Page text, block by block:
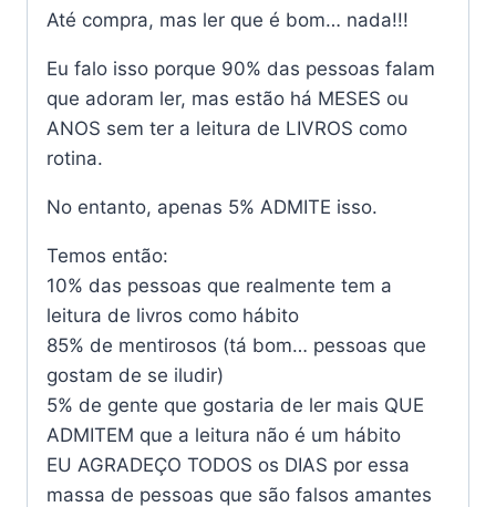
Até compra, mas ler que é bom… nada!!!
Eu falo isso porque 90% das pessoas falam
que adoram ler, mas estão há MESES ou
ANOS sem ter a leitura de LIVROS como
rotina.
No entanto, apenas 5% ADMITE isso.
Temos então:
10% das pessoas que realmente tem a
leitura de livros como hábito
85% de mentirosos (tá bom… pessoas que
gostam de se iludir)
5% de gente que gostaria de ler mais QUE
ADMITEM que a leitura não é um hábito
EU AGRADEÇO TODOS os DIAS por essa
massa de pessoas que são falsos amantes